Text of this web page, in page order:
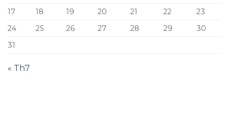
17
18 19 20 21 22
23
24
25 26 27 28 29
30
31
« Th7